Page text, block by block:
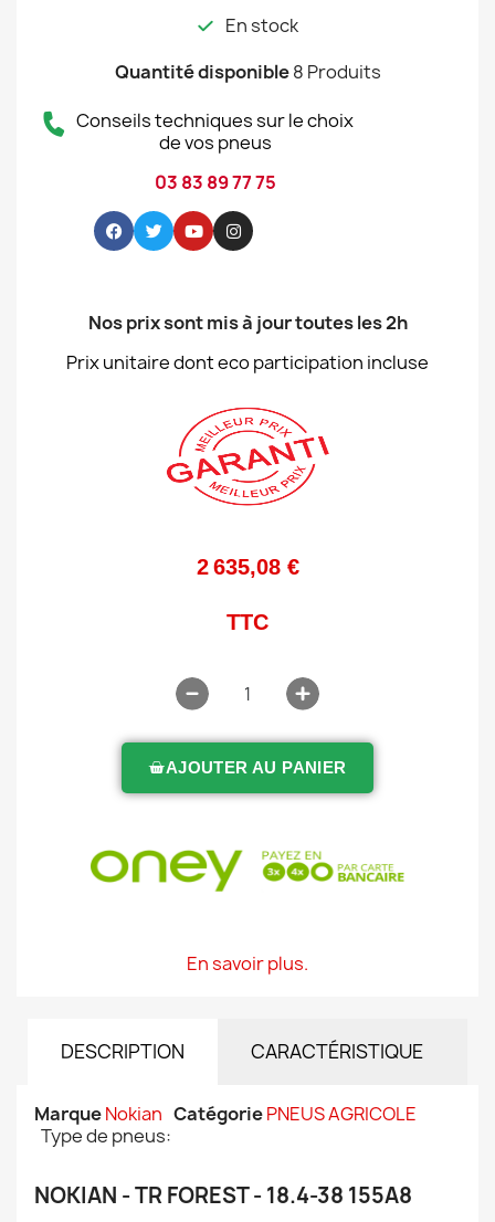
En stock
Quantité disponible 8 Produits
Conseils techniques sur le choix
de vos pneus
03 83 89 77 75
Nos prix sont mis à jour toutes les 2h
Prix unitaire dont eco participation incluse
2 635,08 €
TTC
AJOUTER AU PANIER
En savoir plus.
DESCRIPTION CARACTÉRISTIQUE
MarqueNokian CatégoriePNEUS AGRICOLE
Type de pneus:
NOKIAN - TR FOREST - 18.4-38 155A8